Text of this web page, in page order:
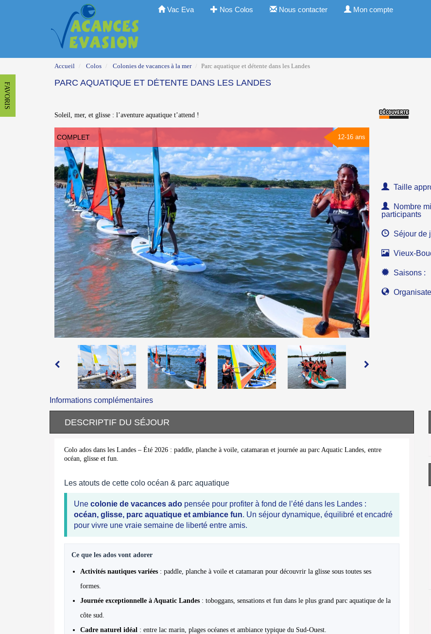
Vac Eva Nos Colos Nous contacter Mon compte
FAVORIS
Accueil Colos Colonies de vacances à la mer Parc aquatique et détente dans les Landes
PARC AQUATIQUE ET DÉTENTE DANS LES LANDES
Soleil, mer, et glisse : l’aventure aquatique t’attend !
COMPLET 12-16 ans
Taille
Nombre
participants
Séjour de
Vieux-
Saisons :
Informations complémentaires
DESCRIPTIF DU SÉJOUR
Colo ados dans les Landes – Été 2026 : paddle, planche à voile, catamaran et journée au parc Aquatic Landes, entre
océan, glisse et fun.
Les atouts de cette colo océan & parc aquatique
Une colonie de vacances ado pensée pour profiter à fond de l’été dans les Landes :
océan, glisse, parc aquatique et ambiance fun. Un séjour dynamique, équilibré et encadré
pour vivre une vraie semaine de liberté entre amis.
Ce que les ados vont adorer
Activités nautiques variées : paddle, planche à voile et catamaran pour découvrir la glisse sous toutes ses
formes.
Journée exceptionnelle à Aquatic Landes : toboggans, sensations et fun dans le plus grand parc aquatique de la
côte sud.
Cadre naturel idéal : entre lac marin, plages océanes et ambiance typique du Sud-Ouest.